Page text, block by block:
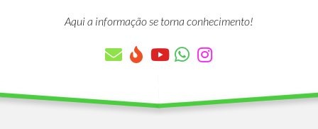
Aqui a informação se torna conhecimento!